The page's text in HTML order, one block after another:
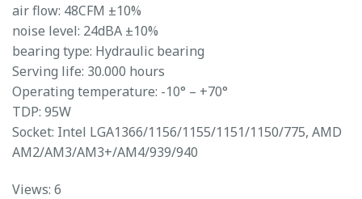
air flow: 48CFM ±10%
noise level: 24dBA ±10%
bearing type: Hydraulic bearing
Serving life: 30.000 hours
Operating temperature: -10° – +70°
TDP: 95W
Socket: Intel LGA1366/1156/1155/1151/1150/775, AMD
AM2/AM3/AM3+/AM4/939/940
Views: 6